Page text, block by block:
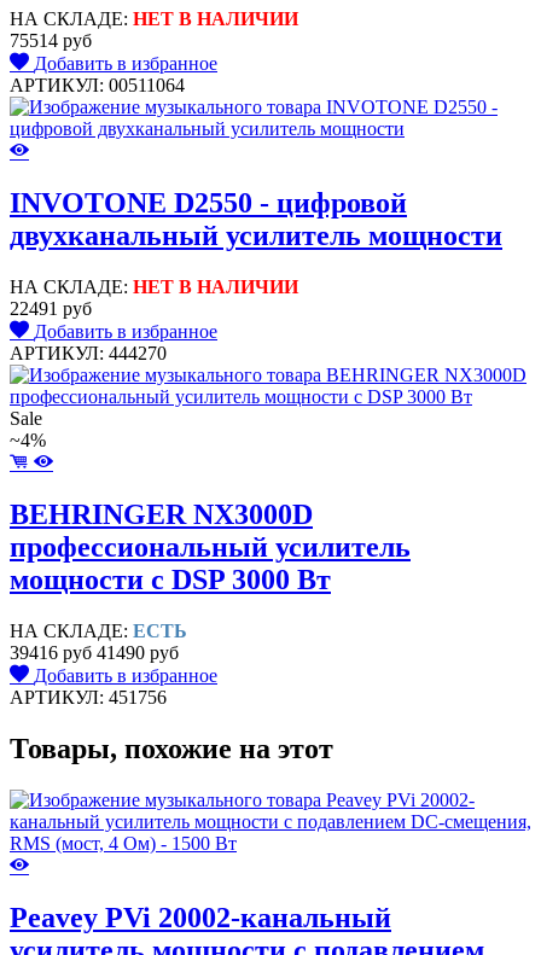
НА СКЛАДЕ: НЕТ В НАЛИЧИИ
75514 руб
Добавить в избранное
АРТИКУЛ: 00511064
INVOTONE D2550 - цифровой
двухканальный усилитель мощности
НА СКЛАДЕ: НЕТ В НАЛИЧИИ
22491 руб
Добавить в избранное
АРТИКУЛ: 444270
Sale
~4%
BEHRINGER NX3000D
профессиональный усилитель
мощности с DSP 3000 Вт
НА СКЛАДЕ: ЕСТЬ
39416 руб 41490 руб
Добавить в избранное
АРТИКУЛ: 451756
Товары, похожие на этот
Peavey PVi 20002-канальный